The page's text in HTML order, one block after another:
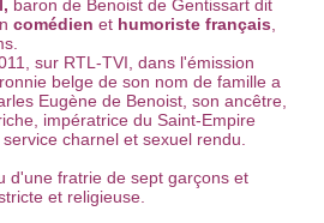
baron de Benoist de Gentissart dit
comédien et humoriste français
sur RTL-TVI, dans l'émission
belge de son nom de famille a
Eugène de Benoist, son ancêtre,
impératrice du Saint-Empire
charnel et sexuel rendu.
d'une fratrie de sept garçons et
et religieuse.